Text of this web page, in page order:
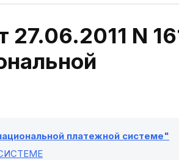
N
платежной системе"